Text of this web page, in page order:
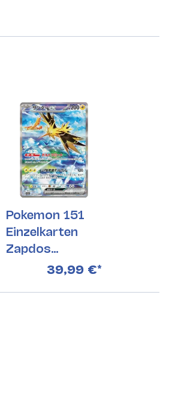
Pokemon 151
Einzelkarten
Zapdos
Alternativ 204
39,99 €*